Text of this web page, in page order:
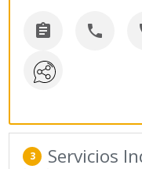
 
3 Servicios